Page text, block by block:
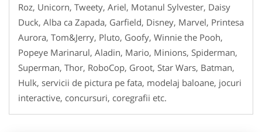
Roz, Unicorn, Tweety, Ariel, Motanul Sylvester, Daisy
Duck, Alba ca Zapada, Garfield, Disney, Marvel, Printesa
Aurora, Tom&Jerry, Pluto, Goofy, Winnie the Pooh,
Popeye Marinarul, Aladin, Mario, Minions, Spiderman,
Superman, Thor, RoboCop, Groot, Star Wars, Batman,
Hulk, servicii de pictura pe fata, modelaj baloane, jocuri
interactive, concursuri, coregrafii etc.